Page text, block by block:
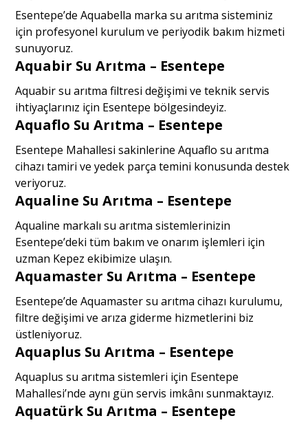
Esentepe’de Aquabella marka su arıtma sisteminiz
için profesyonel kurulum ve periyodik bakım hizmeti
sunuyoruz.
Aquabir Su Arıtma – Esentepe
Aquabir su arıtma filtresi değişimi ve teknik servis
ihtiyaçlarınız için Esentepe bölgesindeyiz.
Aquaflo Su Arıtma – Esentepe
Esentepe Mahallesi sakinlerine Aquaflo su arıtma
cihazı tamiri ve yedek parça temini konusunda destek
veriyoruz.
Aqualine Su Arıtma – Esentepe
Aqualine markalı su arıtma sistemlerinizin
Esentepe’deki tüm bakım ve onarım işlemleri için
uzman Kepez ekibimize ulaşın.
Aquamaster Su Arıtma – Esentepe
Esentepe’de Aquamaster su arıtma cihazı kurulumu,
filtre değişimi ve arıza giderme hizmetlerini biz
üstleniyoruz.
Aquaplus Su Arıtma – Esentepe
Aquaplus su arıtma sistemleri için Esentepe
Mahallesi’nde aynı gün servis imkânı sunmaktayız.
Aquatürk Su Arıtma – Esentepe